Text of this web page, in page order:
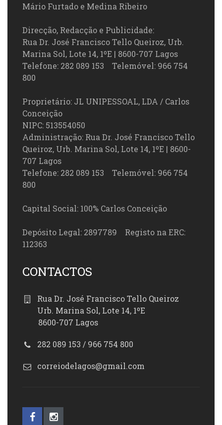
Mário Furtado e Medina Ribeiro
Direcção, Redacção e Publicidade:
Rua Dr. José Francisco Tello Queiroz, Urb.
Marina Sol, Lote 14, 1ºE | 8600-707 Lagos
Telefone: 282 089 153 Telemóvel: 966 754
800
Proprietário: JL UNIPESSOAL, LDA / Carlos
Conceição
NIPC: 513554050
Administração: Rua Dr. José Francisco Tello
Queiroz, Urb. Marina Sol, Lote 14, 1ºE | 8600-
707 Lagos
Telefone: 282 089 153 Telemóvel: 966 754
800
Capital Social: 100% Carlos Conceição
Depósito Legal: 2897789 Registo na ERC:
112363
CONTACTOS
Rua Dr. José Francisco Tello Queiroz
Urb. Marina Sol, Lote 14, 1ºE
8600-707 Lagos
282 089 153 / 966 754 800
correiodelagos@gmail.com